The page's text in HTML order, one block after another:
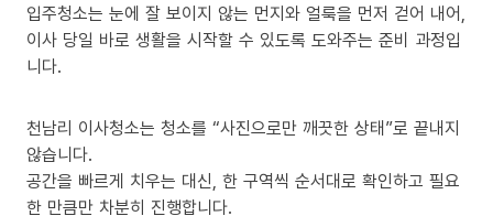
입주청소는 눈에 잘 보이지 않는 먼지와 얼룩을 먼저 걷어 내어,
이사 당일 바로 생활을 시작할 수 있도록 도와주는 준비 과정입
니다.
천남리 이사청소는 청소를 “사진으로만 깨끗한 상태”로 끝내지
않습니다.
공간을 빠르게 치우는 대신, 한 구역씩 순서대로 확인하고 필요
한 만큼만 차분히 진행합니다.